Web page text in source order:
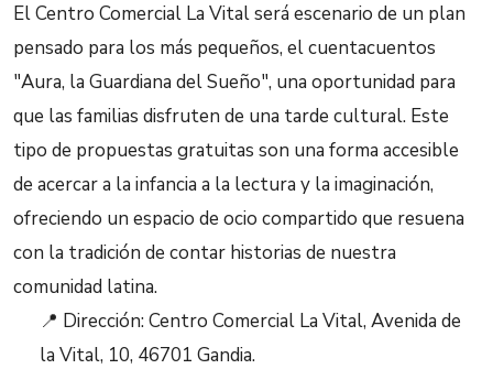
El Centro Comercial La Vital será escenario de un plan
pensado para los más pequeños, el cuentacuentos
"Aura, la Guardiana del Sueño", una oportunidad para
que las familias disfruten de una tarde cultural. Este
tipo de propuestas gratuitas son una forma accesible
de acercar a la infancia a la lectura y la imaginación,
ofreciendo un espacio de ocio compartido que resuena
con la tradición de contar historias de nuestra
comunidad latina.
📍 Dirección: Centro Comercial La Vital, Avenida de
la Vital, 10, 46701 Gandia.